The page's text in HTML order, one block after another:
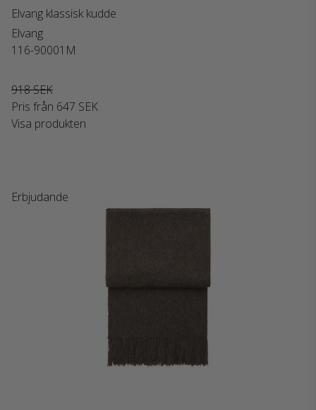
Elvang klassisk kudde
Elvang
116-90001M
918 SEK
Pris från 647 SEK
Visa produkten
Erbjudande